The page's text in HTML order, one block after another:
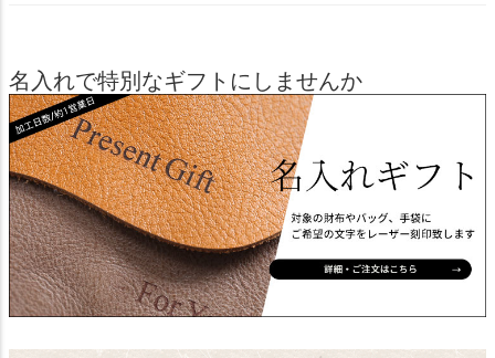
名入れで特別なギフトにしませんか